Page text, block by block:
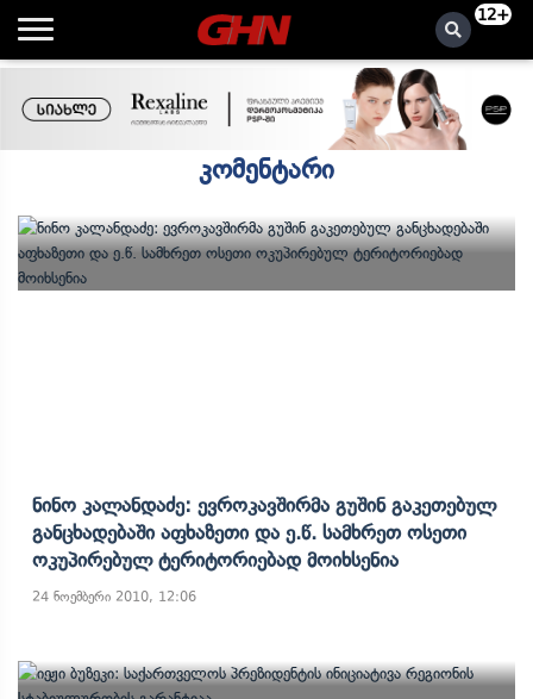
12+
კომენტარი
Ნინო Კალანდაძე: Ევროკავშირმა Გუშინ Გაკეთებულ
Განცხადებაში Აფხაზეთი Და Ე.წ. Სამხრეთ Ოსეთი
Ოკუპირებულ Ტერიტორიებად Მოიხსენია
24 ნოემბერი 2010, 12:06